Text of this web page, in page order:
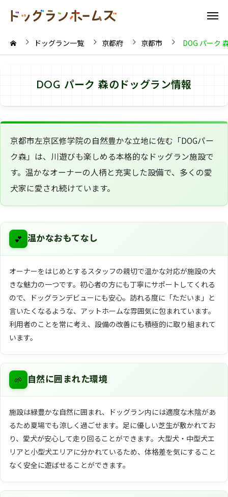
ドッグラン一覧 京都府 京都市 DOG パーク
DOG パーク 森のドッグラン情報
京都市左京区修学院の自然豊かな立地に佐む「DOGパー
ク森」は、川遊びも楽しめる本格的なドッグラン施設で
す。温かなオーナーの人柄と充実した設備で、多くの愛
犬家に愛され続けています。
💕 温かなおもてなし
オーナーをはじめとするスタッフの親切で温かな対応が施設の大
きな魅力の一つです。初心者の方にも丁寧にサポートしてくれる
ので、ドッグランデビューにも安心。訪れる度に「ただいま」と
言いたくなるような、アットホームな雰囲気に包まれています。
利用者のことを常に考え、設備の改善にも積極的に取り組まれて
います。
🌱 自然に囲まれた環境
施設は緑豊かな自然に囲まれ、ドッグラン内には適度な木陰があ
るため夏場でも涼しく過ごせます。足に優しい芝生が敷かれてお
り、愛犬が安心して走り回ることができます。大型犬・中型犬エ
リアと小型犬エリアに分かれているため、体格差を気にすること
なく安全に遊ばせることができます。